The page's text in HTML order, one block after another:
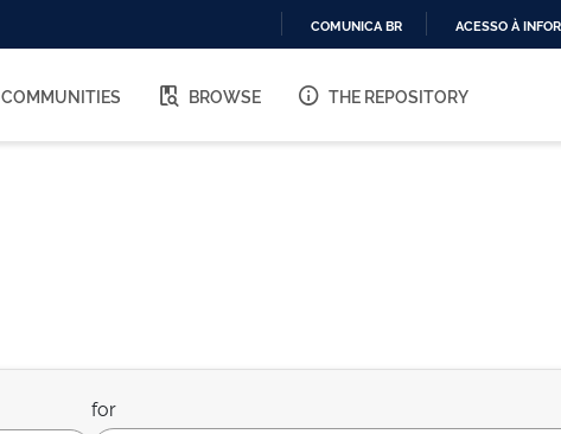
O
COMUNICA BR ACESSO À
COMMUNITIES BROWSE THE REPOSITORY
for